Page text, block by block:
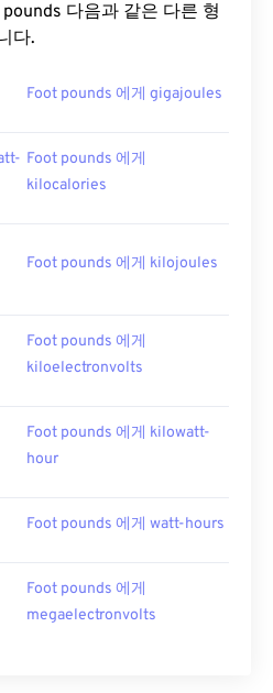
다음과 같은 다른 형
다.
Foot pounds 에게 gigajoules
Foot pounds 에게
kilocalories
Foot pounds 에게 kilojoules
Foot pounds 에게
kiloelectronvolts
Foot pounds 에게 kilowatt-
hour
Foot pounds 에게 watt-hours
Foot pounds 에게
megaelectronvolts